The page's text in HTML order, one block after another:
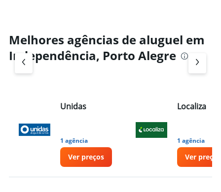
Melhores agências de aluguel em
Independência, Porto Alegre
Unidas
1 agência
Ver preços
Localiza
1 agência
Ver preços